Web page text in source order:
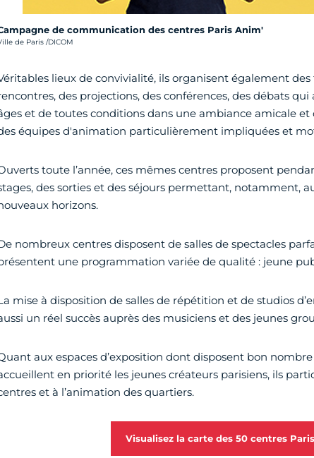
de communication des centres Paris Anim'
photo :
de Paris /DICOM
lieux de convivialité, ils organisent également
des projections, des conférences, des débats
et de toutes conditions dans une ambiance amicale
équipes d'animation particulièrement impliquées et
toute l’année, ces mêmes centres proposent
des sorties et des séjours permettant, notamment,
horizons.
nombreux centres disposent de salles de spectacles
une programmation variée de qualité : jeune
mise à disposition de salles de répétition et de studios
un réel succès auprès des musiciens et des jeunes
aux espaces d’exposition dont disposent bon
en priorité les jeunes créateurs parisiens, ils
et à l’animation des quartiers.
Visualisez la carte des 50 centres